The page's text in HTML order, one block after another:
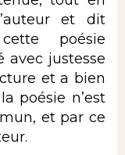
et dit
poésie
justesse
et a bien
poésie n’est
et par ce